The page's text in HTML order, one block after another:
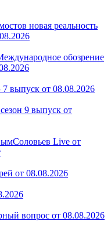
новая реальность
обозрение
выпуск от 08.08.2026
9 выпуск от
Соловьев Live от
от 08.08.2026
вопрос от 08.08.2026